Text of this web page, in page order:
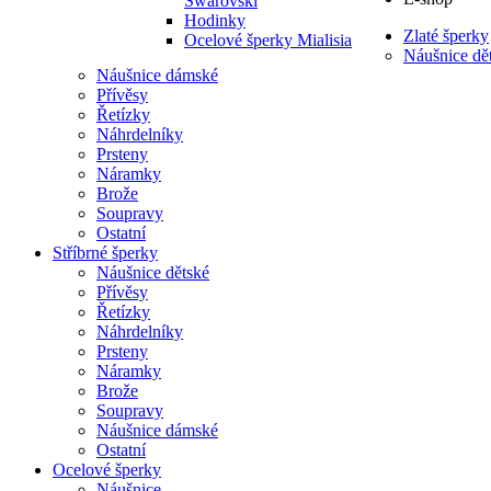
Hodinky
Ocelové šperky Mialisia
Zlaté šperky
Náušnice
Náušnice dámské
Přívěsy
Řetízky
Náhrdelníky
Prsteny
Náramky
Brože
Soupravy
Ostatní
Stříbrné šperky
Náušnice dětské
Přívěsy
Řetízky
Náhrdelníky
Prsteny
Náramky
Brože
Soupravy
Náušnice dámské
Ostatní
Ocelové šperky